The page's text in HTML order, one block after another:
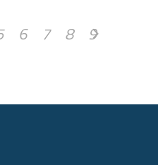
6 7 8
9